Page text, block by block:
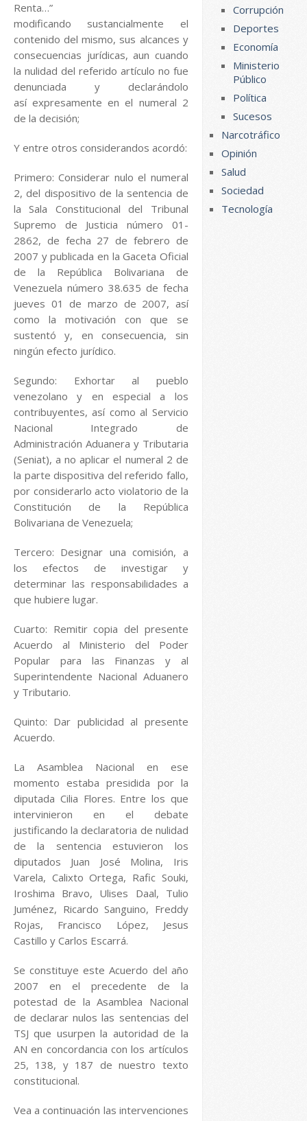
Renta…”
modificando sustancialmente el
contenido del mismo, sus alcances y
consecuencias jurídicas, aun cuando
la nulidad del referido artículo no fue
denunciada y declarándolo
así expresamente en el numeral 2
de la decisión;
Y entre otros considerandos acordó:
Primero: Considerar nulo el numeral
2, del dispositivo de la sentencia de
la Sala Constitucional del Tribunal
Supremo de Justicia número 01-
2862, de fecha 27 de febrero de
2007 y publicada en la Gaceta Oficial
de la República Bolivariana de
Venezuela número 38.635 de fecha
jueves 01 de marzo de 2007, así
como la motivación con que se
sustentó y, en consecuencia, sin
ningún efecto jurídico.
Segundo: Exhortar al pueblo
venezolano y en especial a los
contribuyentes, así como al Servicio
Nacional Integrado de
Administración Aduanera y Tributaria
(Seniat), a no aplicar el numeral 2 de
la parte dispositiva del referido fallo,
por considerarlo acto violatorio de la
Constitución de la República
Bolivariana de Venezuela;
Tercero: Designar una comisión, a
los efectos de investigar y
determinar las responsabilidades a
que hubiere lugar.
Cuarto: Remitir copia del presente
Acuerdo al Ministerio del Poder
Popular para las Finanzas y al
Superintendente Nacional Aduanero
y Tributario.
Quinto: Dar publicidad al presente
Acuerdo.
La Asamblea Nacional en ese
momento estaba presidida por la
diputada Cilia Flores. Entre los que
intervinieron en el debate
justificando la declaratoria de nulidad
de la sentencia estuvieron los
diputados Juan José Molina, Iris
Varela, Calixto Ortega, Rafic Souki,
Iroshima Bravo, Ulises Daal, Tulio
Juménez, Ricardo Sanguino, Freddy
Rojas, Francisco López, Jesus
Castillo y Carlos Escarrá.
Se constituye este Acuerdo del año
2007 en el precedente de la
potestad de la Asamblea Nacional
de declarar nulos las sentencias del
TSJ que usurpen la autoridad de la
AN en concordancia con los artículos
25, 138, y 187 de nuestro texto
constitucional.
Vea a continuación las intervenciones
Corrupción
Deportes
Economía
Ministerio
Público
Política
Sucesos
Narcotráfico
Opinión
Salud
Sociedad
Tecnología